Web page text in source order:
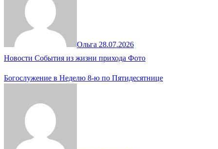
Ольга 28.07.2026
Новости События из жизни прихода Фото
Богослужение в Неделю 8-ю по Пятидесятнице